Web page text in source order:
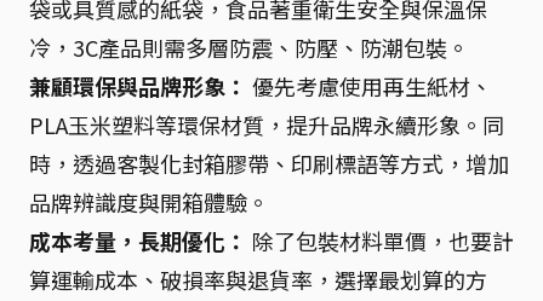
袋或具質感的紙袋，食品著重衛生安全與保溫保
冷，3C產品則需多層防震、防壓、防潮包裝。
兼顧環保與品牌形象： 優先考慮使用再生紙材、
PLA玉米塑料等環保材質，提升品牌永續形象。同
時，透過客製化封箱膠帶、印刷標語等方式，增加
品牌辨識度與開箱體驗。
成本考量，長期優化： 除了包裝材料單價，也要計
算運輸成本、破損率與退貨率，選擇最划算的方